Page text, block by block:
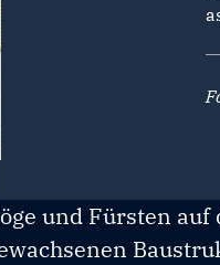
und Fürsten auf